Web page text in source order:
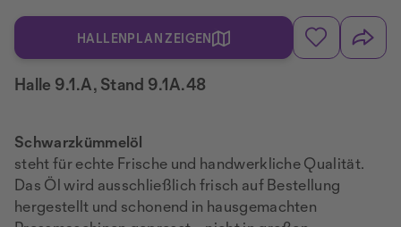
HALLENPLAN ZEIGEN
Halle 9.1.A, Stand 9.1A.48
Schwarzkümmelöl
steht für echte Frische und handwerkliche Qualität.
Das Öl wird ausschließlich frisch auf Bestellung
hergestellt und schonend in hausgemachten